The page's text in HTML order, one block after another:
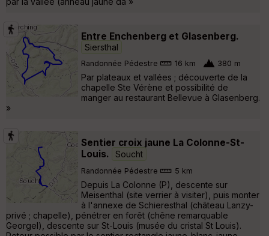
Entre Enchenberg et Glasenberg.
Siersthal
Randonnée Pédestre 16 km 380 m
Par plateaux et vallées ; découverte de la
chapelle Ste Vérène et possibilité de
manger au restaurant Bellevue à Glasenberg.
»
Sentier croix jaune La Colonne-St-
Louis.
Soucht
Randonnée Pédestre 5 km
Depuis La Colonne (P), descente sur
Meisenthal (site verrier à visiter), puis monter
à l'annexe de Schieresthal (château Lanzy-
privé ; chapelle), pénétrer en forêt (chêne remarquable
Georgel), descente sur St-Louis (musée du cristal St Louis).